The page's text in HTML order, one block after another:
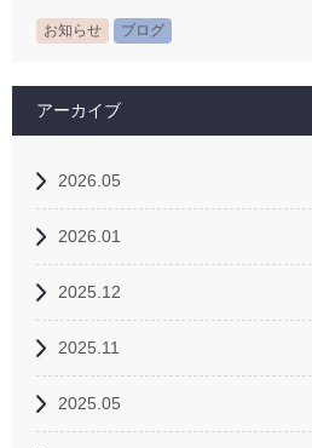
お知らせ ブログ
アーカイブ
2026.05
2026.01
2025.12
2025.11
2025.05